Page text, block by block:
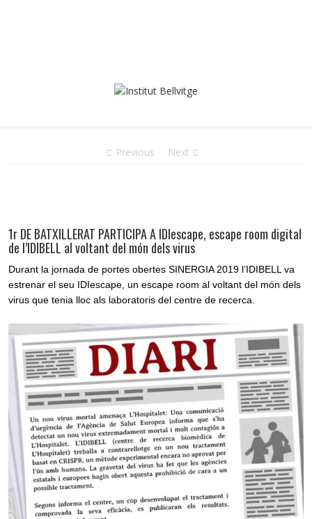
Previous Next
1r DE BATXILLERAT PARTICIPA A IDIescape, escape room digital
de l’IDIBELL al voltant del món dels virus
Durant la jornada de portes obertes SINERGIA 2019 l’IDIBELL va
estrenar el seu IDIescape, un escape room al voltant del món dels
virus que tenia lloc als laboratoris del centre de recerca.